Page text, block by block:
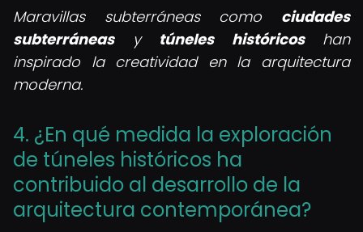
Maravillas subterráneas como ciudades
subterráneasy túneles históricoshan
inspirado la creatividad en la arquitectura
moderna.
4. ¿En qué medida la exploración
de túneles históricos ha
contribuido al desarrollo de la
arquitectura contemporánea?